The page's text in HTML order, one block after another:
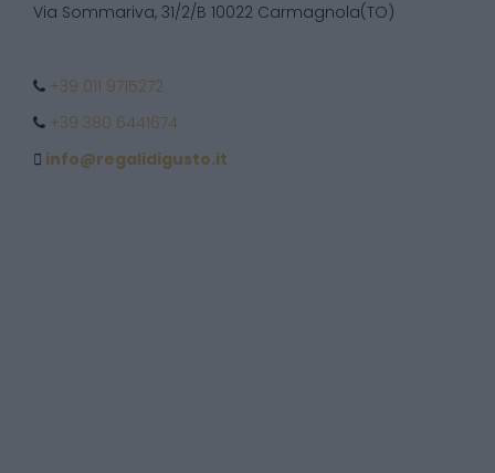
Via Sommariva, 31/2/B 10022 Carmagnola(TO)
+39 011 9715272
+39 380 6441674
info@regalidigusto.it